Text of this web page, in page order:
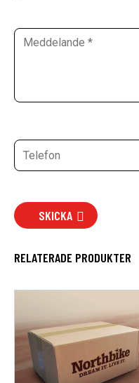
SKICKA
RELATERADE PRODUKTER